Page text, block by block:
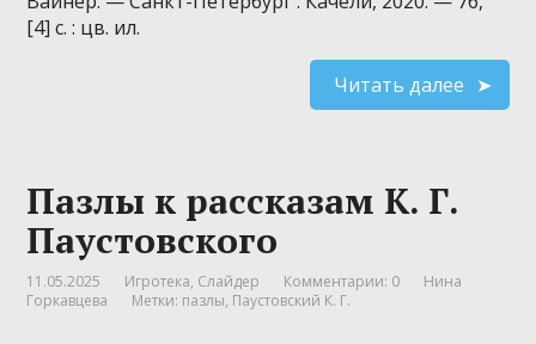
[4] с. : цв. ил.
Читать далее
Пазлы к рассказам К. Г.
Паустовского
11.05.2025 Игротека, Слайдер Комментарии: 0
Нина
Горкавцева
Метки: пазлы, Паустовский К. Г.